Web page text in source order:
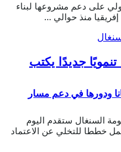
ودورها في دعم مسار
على دعم مشروعها لبناء
منذ حوالي ...
جديدًا يكتب
السنغال ستقدم اليوم
خططا للتخلي عن الاعتماد